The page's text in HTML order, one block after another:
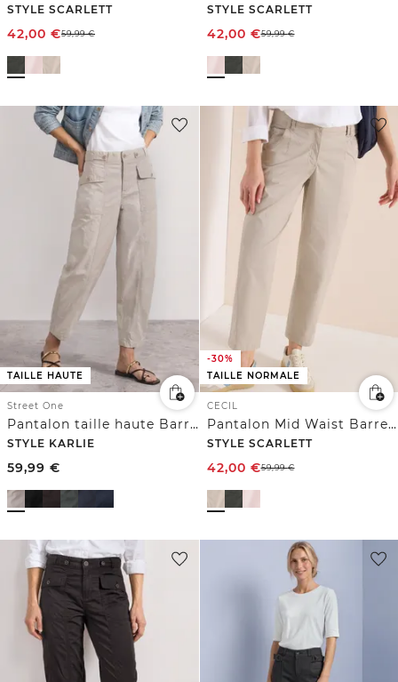
STYLE SCARLETT
42,00 €59,99€
STYLE SCARLETT
42,00 €59,99€
TAILLE HAUTE
Street One
Pantalon taille haute Barrel Leg à coupe décontractée
STYLE KARLIE
59,99 €
-30%
TAILLE NORMALE
CECIL
Pantalon Mid Waist Barrel Leg à coupe décontractée
STYLE SCARLETT
42,00 €59,99€